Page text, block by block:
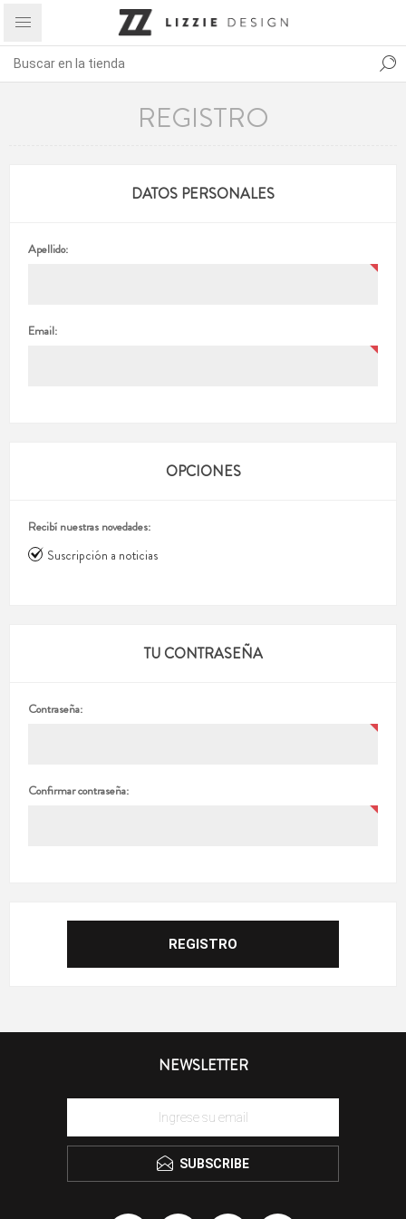
REGISTRO
DATOS PERSONALES
Apellido:
Email:
OPCIONES
Recibí nuestras novedades:
Suscripción a noticias
TU CONTRASEÑA
Contraseña:
Confirmar contraseña:
NEWSLETTER
SUBSCRIBE